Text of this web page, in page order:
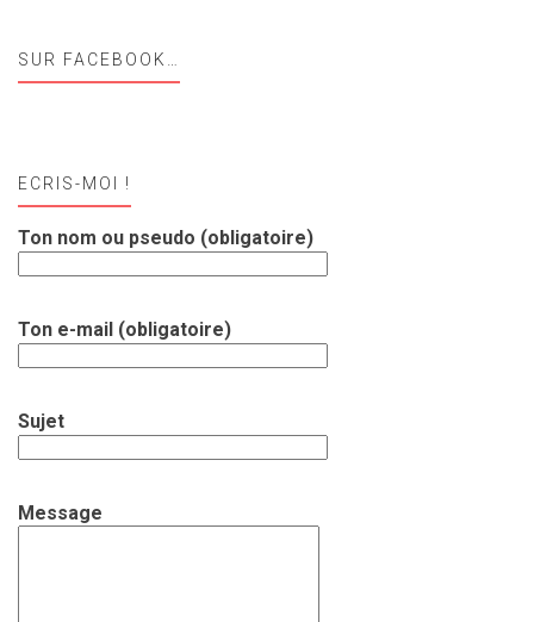
SUR FACEBOOK…
ECRIS-MOI !
Ton nom ou pseudo (obligatoire)
Ton e-mail (obligatoire)
Sujet
Message